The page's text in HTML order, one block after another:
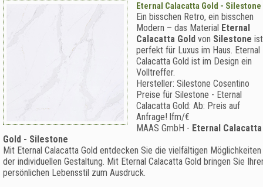
Eternal Calacatta Gold - Silestone
Ein bisschen Retro, ein bisschen
Modern – das Material Eternal
Calacatta Gold von Silestone ist
perfekt für Luxus im Haus. Eternal
Calacatta Gold ist im Design ein
Volltreffer.
Hersteller: Silestone Cosentino
Preise für Silestone - Eternal
Calacatta Gold: Ab: Preis auf
Anfrage! lfm/€
MAAS GmbH - Eternal Calacatta
Gold - Silestone
Mit Eternal Calacatta Gold entdecken Sie die vielfältigen Möglichkeiten
der individuellen Gestaltung. Mit Eternal Calacatta Gold bringen Sie
persönlichen Lebensstil zum Ausdruck.